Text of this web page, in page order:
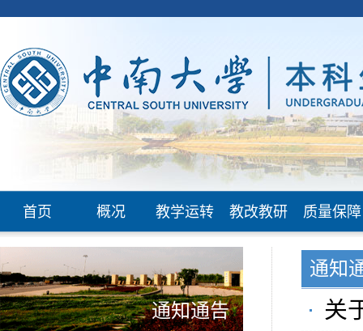
首页 概况 教学运转 教改教研 质量保障
通知通告
通知
关